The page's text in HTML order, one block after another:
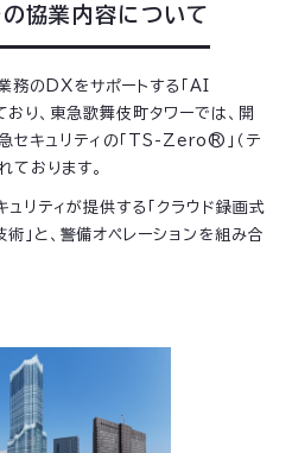
協業内容について
のDXをサポートする「AI
、東急歌舞伎町タワーでは、開
セキュリティの「TS-Zero®」（テ
ております。
ティが提供する「クラウド録画式
」と、警備オペレーションを組み合